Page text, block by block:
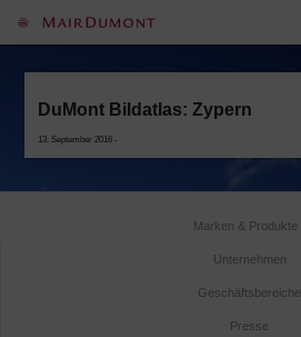
DuMont Bildatlas: Zypern
13. September 2016 -
Marken & Produkte
Unternehmen
Geschäftsbereiche
Presse